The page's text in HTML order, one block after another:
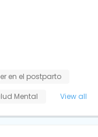
en el postparto
Mental View all